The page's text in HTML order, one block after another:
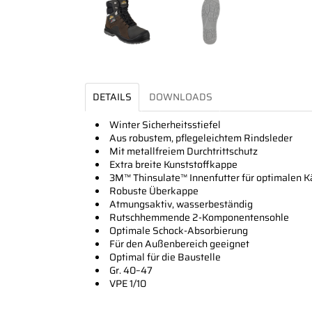
DETAILS
DOWNLOADS
Winter Sicherheitsstiefel
Aus robustem, pflegeleichtem Rindsleder
Mit metallfreiem Durchtrittschutz
Extra breite Kunststoffkappe
3M™ Thinsulate™ Innenfutter für optimalen
Robuste Überkappe
Atmungsaktiv, wasserbeständig
Rutschhemmende 2-Komponentensohle
Optimale Schock-Absorbierung
Für den Außenbereich geeignet
Optimal für die Baustelle
Gr. 40–47
VPE 1/10